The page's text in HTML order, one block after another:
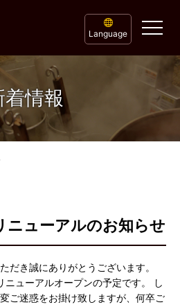
Language
着情報
ューアルのお知らせ
だき誠にありがとうございます。
ニューアルオープンの予定です。 し
ご迷惑をお掛け致しますが、何卒ご